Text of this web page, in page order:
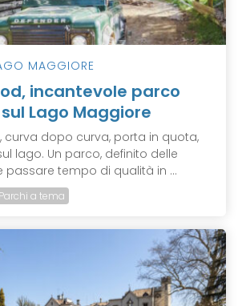
MAGGIORE
incantevole parco
Lago Maggiore
curva dopo curva, porta in quota,
lago. Un parco, definito delle
passare tempo di qualità in ...
Parchi a tema